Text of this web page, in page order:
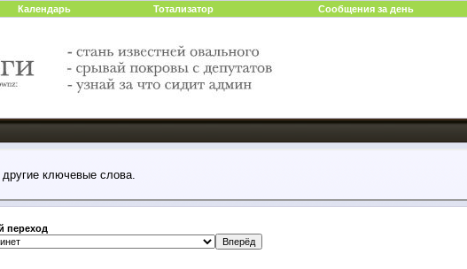
Календарь Тотализатор Сообщения за день
другие ключевые слова.
переход